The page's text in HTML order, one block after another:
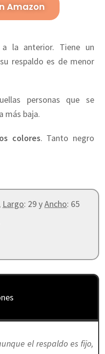
Amazon
la anterior. Tiene un
respaldo es de menor
personas que se
más baja.
colores. Tanto negro
Largo: 29 yAncho: 65
el respaldo es fijo,